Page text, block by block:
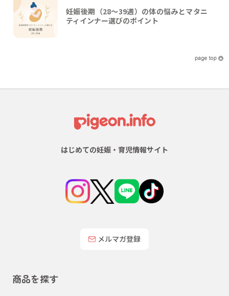
妊娠後期（28〜39週）の体の悩みとマタニ
ティインナー選びのポイント
はじめての妊娠・育児情報サイト
メルマガ登録
商品を探す